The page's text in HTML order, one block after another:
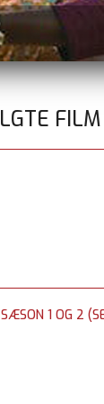
FILM
1 OG 2